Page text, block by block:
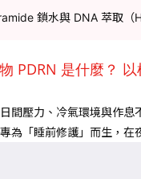
鎖水與 DNA 萃取
物 PDRN 是什麼？
日間壓力、冷氣環境與作息
為「睡前修護」而生，在